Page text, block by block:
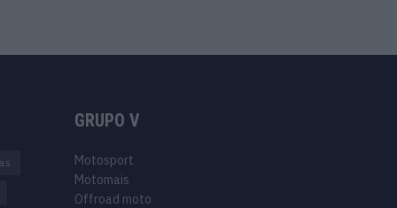
GRUPO V
Motosport
Motomais
Offroad moto